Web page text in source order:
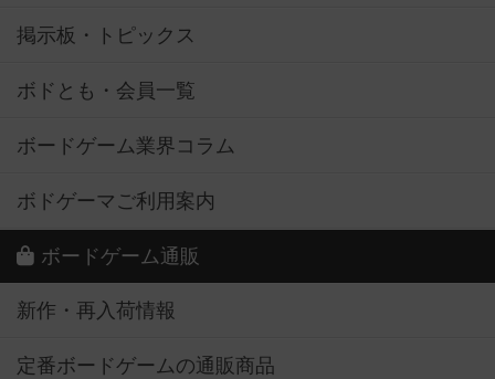
掲示板・トピックス
ボドとも・会員一覧
ボードゲーム業界コラム
ボドゲーマご利用案内
ボードゲーム通販
新作・再入荷情報
定番ボードゲームの通販商品